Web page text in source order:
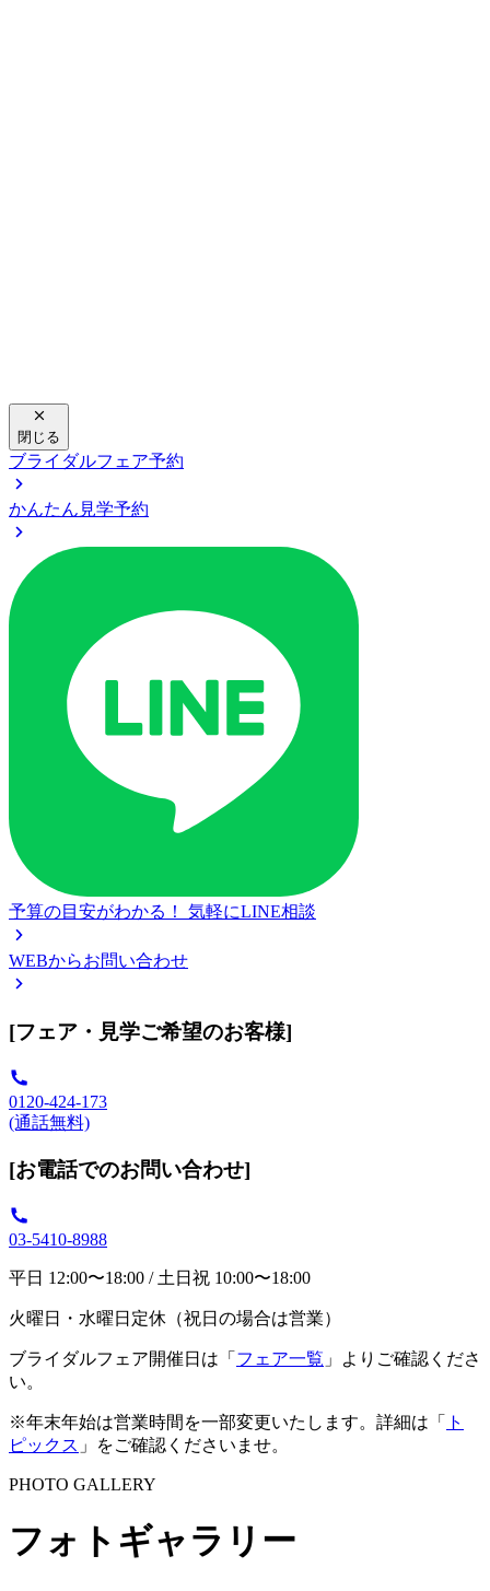
閉じる
ブライダルフェア予約
かんたん見学予約
予算の目安がわかる！ 気軽にLINE相談
WEBからお問い合わせ
[フェア・見学ご希望のお客様]
0120-424-173
(通話無料)
[お電話でのお問い合わせ]
03-5410-8988
平日 12:00〜18:00 / 土日祝 10:00〜18:00
火曜日・水曜日定休（祝日の場合は営業）
ブライダルフェア開催日は「 フェア一覧 」よりご確認くださ
い。
※年末年始は営業時間を一部変更いたします。詳細は「
ト
ピックス 」をご確認くださいませ。
PHOTO GALLERY
フォトギャラリー